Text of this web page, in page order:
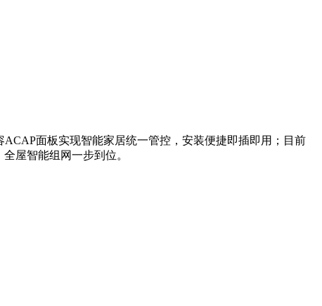
面板实现智能家居统一管控，安装便捷即插即用；目前
屋智能组网一步到位。